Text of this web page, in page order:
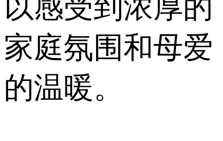
以感受到浓厚的
家庭氛围和母爱
的温暖。